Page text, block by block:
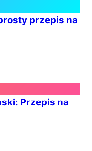
przepis na
Przepis na